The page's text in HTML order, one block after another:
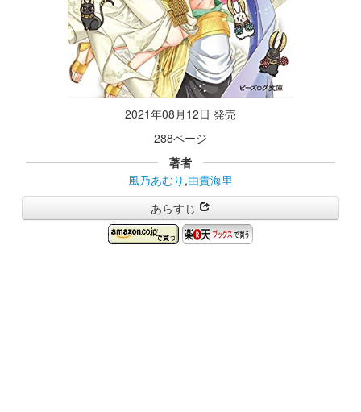
2021年08月12日 発売
288ページ
著者
風乃あむり ,由貴海里
あらすじ